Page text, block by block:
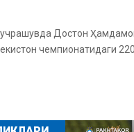
Достон
чемпионатидаги